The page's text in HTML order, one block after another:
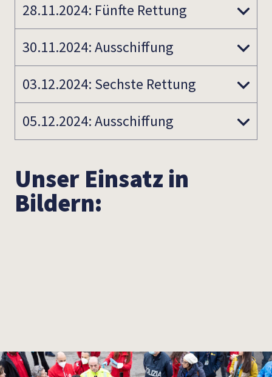
28.11.2024: Fünfte Rettung
30.11.2024: Ausschiffung
03.12.2024: Sechste Rettung
05.12.2024: Ausschiffung
Unser Einsatz in
Bildern: